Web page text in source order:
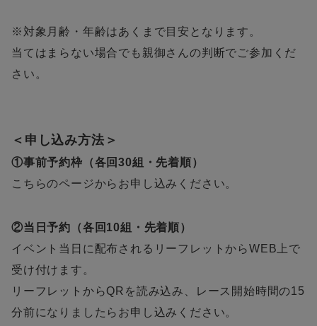
※対象月齢・年齢はあくまで目安となります。
当てはまらない場合でも親御さんの判断でご参加くだ
さい。
＜申し込み方法＞
①事前予約枠（各回30組・先着順）
こちらのページからお申し込みください。
②当日予約（各回10組・先着順）
イベント当日に配布されるリーフレットからWEB上で
受け付けます。
リーフレットからQRを読み込み、レース開始時間の15
分前になりましたらお申し込みください。